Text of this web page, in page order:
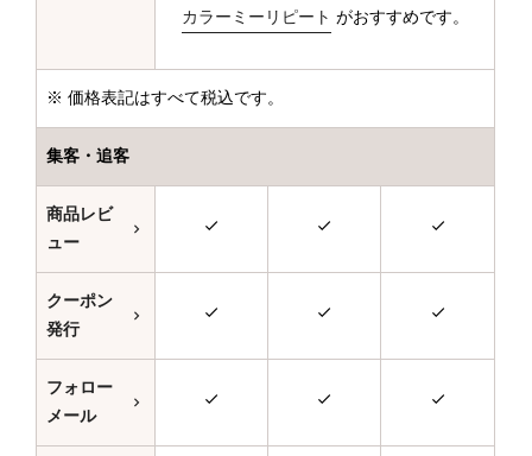
カラーミーリピート がおすすめです。
※ 価格表記はすべて税込です。
集客・追客
商品レビ
ュー
クーポン
発行
フォロー
メール